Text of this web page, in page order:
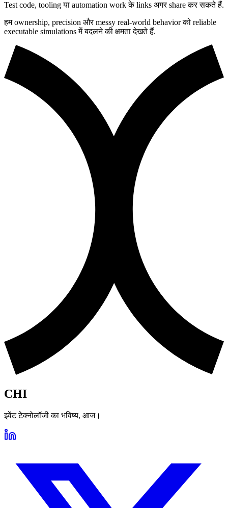
Test code, tooling या automation work के links अगर share कर सकते हैं.
हम ownership, precision और messy real-world behavior को reliable
executable simulations में बदलने की क्षमता देखते हैं.
CHI
इवेंट टेक्नोलॉजी का भविष्य, आज।